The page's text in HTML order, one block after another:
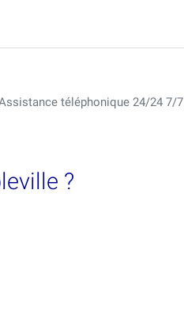
téléphonique 24/24 7/7
?